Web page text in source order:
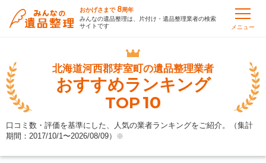
おかげさまで 8周年
みんなの遺品整理は、片付け・遺品整理業者の検索
サイトです
メニュー
北海道河西郡芽室町の遺品整理業者
おすすめランキング
TOP10
口コミ数・評価を基準にした、人気の業者ランキングをご紹介。（集計
期間：2017/10/1〜2026/08/09） ※